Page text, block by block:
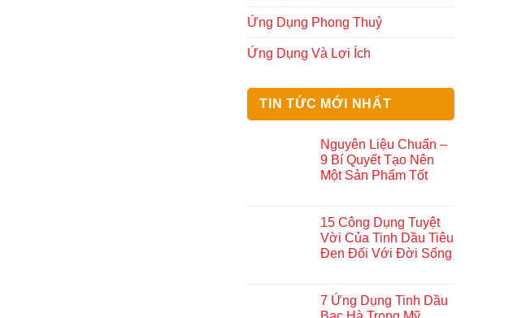
Ứng Dụng Phong Thuỷ
Ứng Dụng Và Lợi Ích
TIN TỨC MỚI NHẤT
Nguyên Liệu Chuẩn –
9 Bí Quyết Tạo Nên
Một Sản Phẩm Tốt
15 Công Dụng Tuyệt
Vời Của Tinh Dầu Tiêu
Đen Đối Với Đời Sống
7 Ứng Dụng Tinh Dầu